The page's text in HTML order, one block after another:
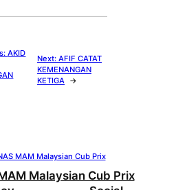
AKID
Next: AFIF CATAT
KEMENANGAN
KETIGA →
Malaysian Cub Prix